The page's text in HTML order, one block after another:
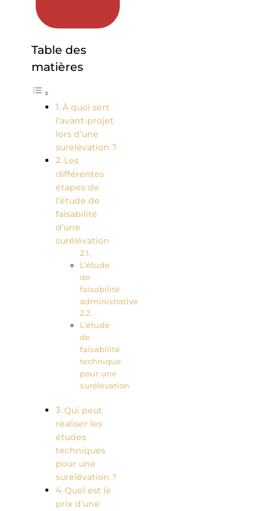
Table des
matières
À quoi sert
l’avant-projet
lors d’une
surélévation ?
Les
différentes
étapes de
l’étude de
faisabilité
d’une
surélévation
L’étude
de
faisabilité
administrative
L’étude
de
faisabilité
technique
pour une
surélévation
Qui peut
réaliser les
études
techniques
pour une
surélévation ?
Quel est le
prix d’une